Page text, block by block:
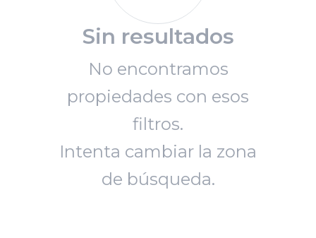
Sin resultados
No encontramos
propiedades con esos
filtros.
Intenta cambiar la zona
de búsqueda.